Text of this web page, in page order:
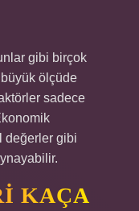
gibi birçok
büyük ölçüde
sadece
değerler gibi
KAÇA